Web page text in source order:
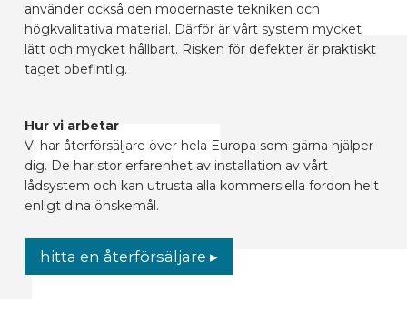
använder också den modernaste tekniken och
högkvalitativa material. Därför är vårt system mycket
lätt och mycket hållbart. Risken för defekter är praktiskt
taget obefintlig.
Hur vi arbetar
Vi har återförsäljare över hela Europa som gärna hjälper
dig. De har stor erfarenhet av installation av vårt
lådsystem och kan utrusta alla kommersiella fordon helt
enligt dina önskemål.
hitta en återförsäljare ▸